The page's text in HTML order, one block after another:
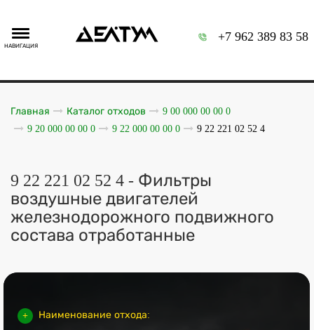
НАВИГАЦИЯ
+7 962 389 83 58
Главная Каталог отходов
9 00 000 00 00 0
9 20 000 00 00 0
9 22 000 00 00 0 9 22 221 02 52 4
9 22 221 02 52 4 - Фильтры
воздушные двигателей
железнодорожного подвижного
состава отработанные
Наименование отхода: